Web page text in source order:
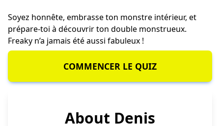
Soyez honnête, embrasse ton monstre intérieur, et
prépare-toi à découvrir ton double monstrueux.
Freaky n’a jamais été aussi fabuleux !
COMMENCER LE QUIZ
About Denis